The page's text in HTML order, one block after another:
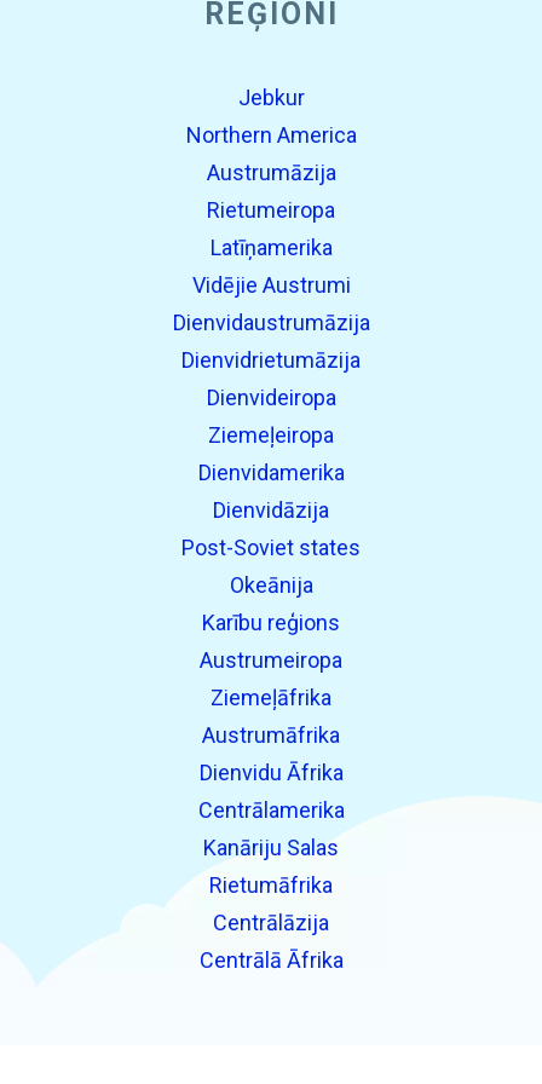
REĢIONI
Jebkur
Northern America
Austrumāzija
Rietumeiropa
Latīņamerika
Vidējie Austrumi
Dienvidaustrumāzija
Dienvidrietumāzija
Dienvideiropa
Ziemeļeiropa
Dienvidamerika
Dienvidāzija
Post-Soviet states
Okeānija
Karību reģions
Austrumeiropa
Ziemeļāfrika
Austrumāfrika
Dienvidu Āfrika
Centrālamerika
Kanāriju Salas
Rietumāfrika
Centrālāzija
Centrālā Āfrika